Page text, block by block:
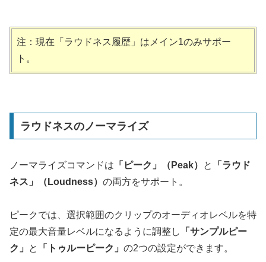
注：現在「ラウドネス履歴」はメイン1のみサポー
ト。
ラウドネスのノーマライズ
ノーマライズコマンドは 「ピーク」（Peak） と
「ラウド
ネス」（Loudness） の両方をサポート。
ピークでは、選択範囲のクリップのオーディオレベルを特
定の最大音量レベルになるように調整し
「サンプルピー
ク」
と 「トゥルーピーク」 の2つの設定ができます。